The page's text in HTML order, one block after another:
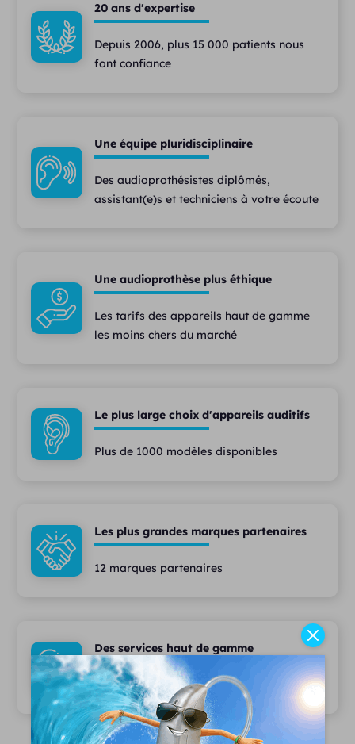
20 ans d'expertise
Depuis 2006, plus 15 000 patients nous
font confiance
Une équipe pluridisciplinaire
Des audioprothésistes diplômés,
assistant(e)s et techniciens à votre écoute
Une audioprothèse plus éthique
Les tarifs des appareils haut de gamme
les moins chers du marché
Le plus large choix d'appareils auditifs
Plus de 1000 modèles disponibles
Les plus grandes marques partenaires
12 marques partenaires
Des services haut de gamme
97% de patients satisfaits